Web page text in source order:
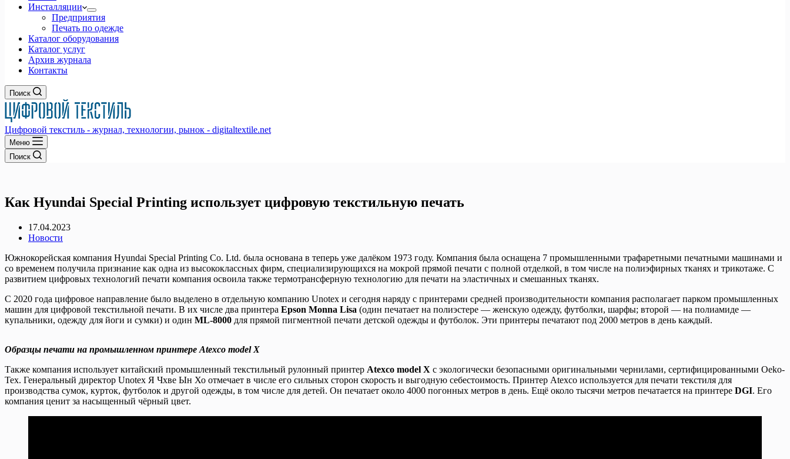
Инсталляции
Предприятия
Печать по одежде
Каталог оборудования
Каталог услуг
Архив журнала
Контакты
Поиск
Цифровой текстиль - журнал, технологии, рынок - digitaltextile.net
Меню
Поиск
Как Hyundai Special Printing использует цифровую текстильную печать
17.04.2023
Новости
Южнокорейская компания Hyundai Special Printing Co. Ltd. была основана в теперь уже далёком 1973 году. Компания была оснащена 7 промышленными трафаретными печатными машинами и
со временем получила признание как одна из высококлассных фирм, специализирующихся на мокрой прямой печати с полной отделкой, в том числе на полиэфирных тканях и трикотаже. С
развитием цифровых технологий печати компания освоила также термотрансферную технологию для печати на эластичных и смешанных тканях.
С 2020 года цифровое направление было выделено в отдельную компанию Unotex и сегодня наряду с принтерами средней производительности компания располагает парком промышленных
машин для цифровой текстильной печати. В их числе два принтера Epson Monna Lisa (один печатает на полиэстере — женскую одежду, футболки, шарфы; второй — на полиамиде —
купальники, одежду для йоги и сумки) и один ML-8000 для прямой пигментной печати детской одежды и футболок. Эти принтеры печатают под 2000 метров в день каждый.
Образцы печати на промышленном принтере Atexco model X
Также компания использует китайский промышленный текстильный рулонный принтер Atexco model X с экологически безопасными оригинальными чернилами, сертифицированными Oeko-
Tex. Генеральный директор Unotex Я Чхве Ын Хо отмечает в числе его сильных сторон скорость и выгодную себестоимость. Принтер Atexco используется для печати текстиля для
производства сумок, курток, футболок и другой одежды, в том числе для детей. Он печатает около 4000 погонных метров в день. Ещё около тысячи метров печатается на принтере DGI. Его
компания ценит за насыщенный чёрный цвет.